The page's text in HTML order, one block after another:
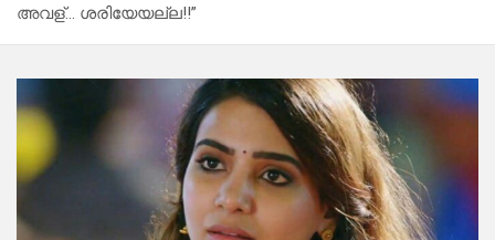
അവള്… ശരിയേയല്ല!!”